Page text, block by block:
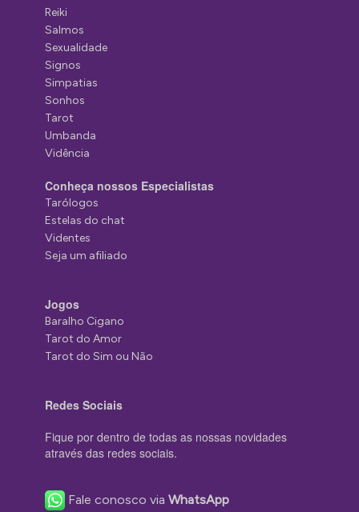
Reiki
Salmos
Sexualidade
Signos
Simpatias
Sonhos
Tarot
Umbanda
Vidência
Conheça nossos Especialistas
Tarólogos
Estelas do chat
Videntes
Seja um afiliado
Jogos
Baralho Cigano
Tarot do Amor
Tarot do Sim ou Não
Redes Sociais
Fique por dentro de todas as nossas novidades
através das redes sociais.
Fale conosco viaWhatsApp